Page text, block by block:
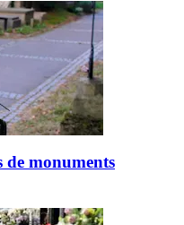
de monuments